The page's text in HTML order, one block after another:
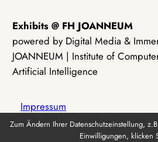
Exhibits @ FH JOANNEUM
powered by Digital Media &
JOANNEUM | Institute of
Artificial Intelligence
Impressum
Zum Ändern Ihrer Datenschutzeinstellung,
Einwilligungen, klicken